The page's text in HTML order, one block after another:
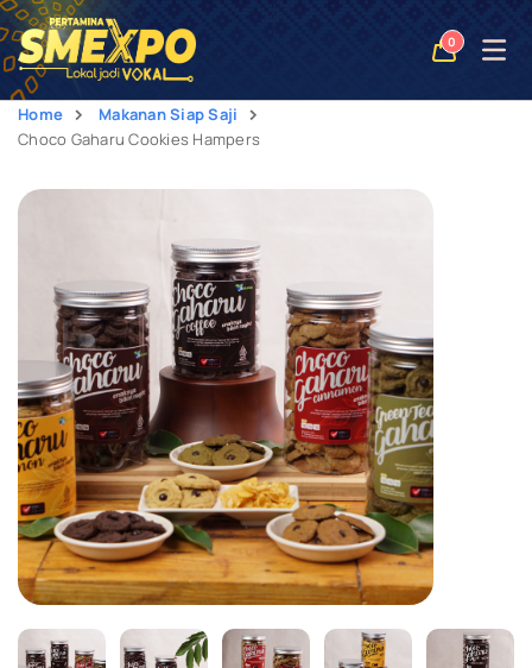
0
Open
Home
Makanan Siap Saji
Choco Gaharu Cookies Hampers